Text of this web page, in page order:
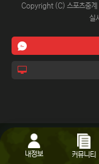
Copyright (C) 스포츠중계
실
내정보 커뮤니티